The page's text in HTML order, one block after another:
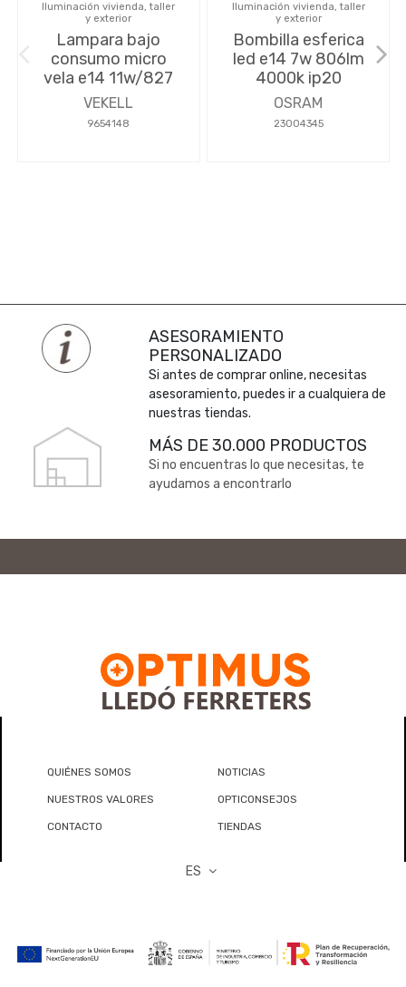
Iluminación vivienda, taller
y exterior
Lampara bajo
consumo micro
vela e14 11w/827
VEKELL
9654148
Iluminación vivienda, taller
y exterior
Bombilla esferica
led e14 7w 806lm
4000k ip20
OSRAM
23004345
ASESORAMIENTO
PERSONALIZADO
Si antes de comprar online, necesitas
asesoramiento, puedes ir a cualquiera de
nuestras tiendas.
MÁS DE 30.000 PRODUCTOS
Si no encuentras lo que necesitas, te
ayudamos a encontrarlo
QUIÉNES SOMOS NOTICIAS
NUESTROS VALORES OPTICONSEJOS
CONTACTO TIENDAS
ES